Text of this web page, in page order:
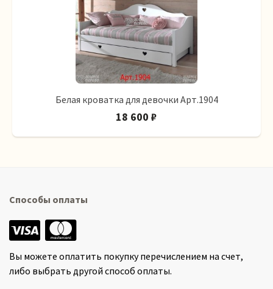
Белая кроватка для девочки Арт.1904
18 600 ₽
Способы оплаты
Вы можете оплатить покупку перечислением на счет,
либо выбрать другой способ оплаты.